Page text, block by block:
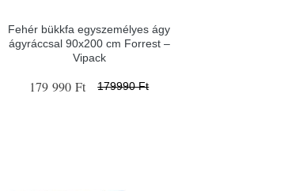
Fehér bükkfa egyszemélyes ágy
ágyráccsal 90x200 cm Forrest –
Vipack
179 990 Ft 179990 Ft